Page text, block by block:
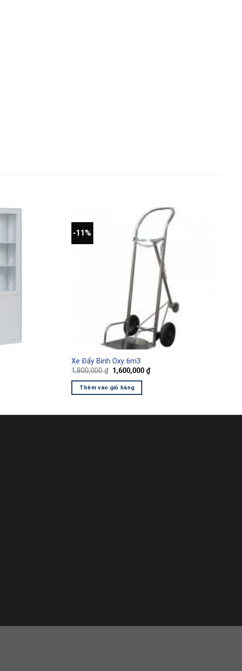
-11%
Xe Đẩy Bình Oxy 6m3
1,800,000₫ Giá
gốc
là:
1,800,000 ₫.
1,600,000₫Giá
hiện
Thêm vào giỏ hàng